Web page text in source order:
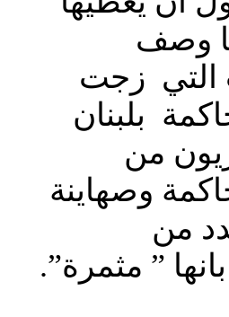
وصف
التي زجت
بلبنان
من
وصهاينة
من
” مثمرة”.